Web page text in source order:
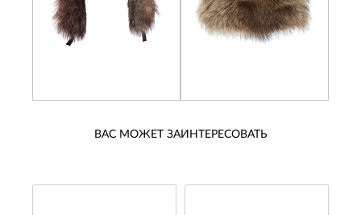
ВАС МОЖЕТ ЗАИНТЕРЕСОВАТЬ